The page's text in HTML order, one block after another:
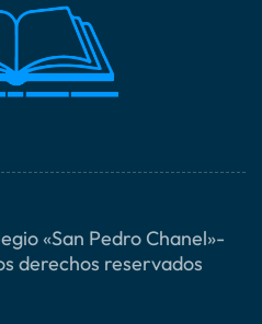
«San Pedro Chanel»-
derechos reservados